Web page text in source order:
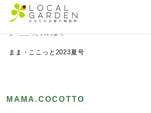
群馬県前橋市の外構・エクステリア専門店ローカルガーデン
ま・ここっと2023夏号
まま・ここっと2023夏号
MAMA.COCOTTO